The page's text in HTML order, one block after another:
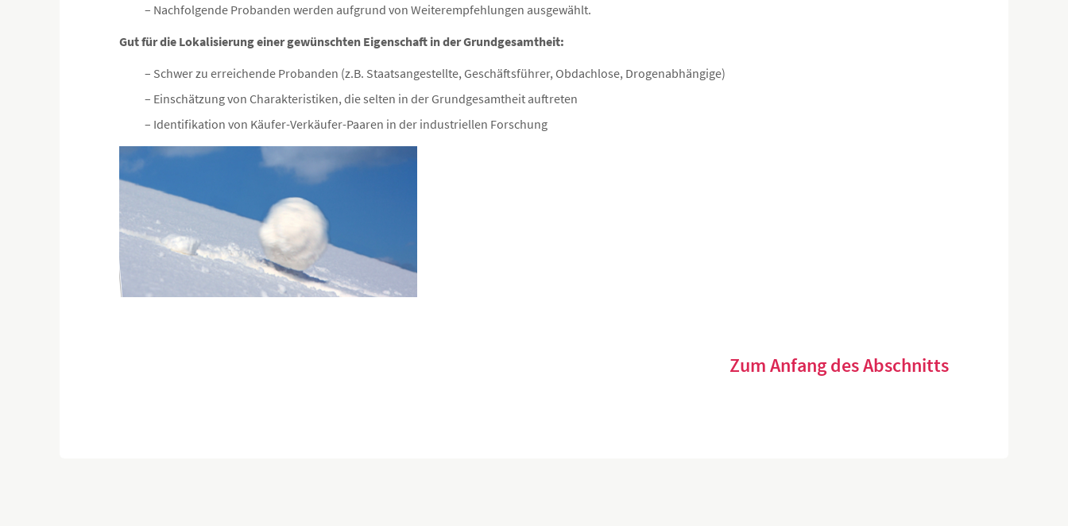
– Nachfolgende Probanden werden aufgrund von Weiterempfehlungen ausgewählt.
Gut für die Lokalisierung einer gewünschten Eigenschaft in der Grundgesamtheit:
– Schwer zu erreichende Probanden (z.B. Staatsangestellte, Geschäftsführer, Obdachlose, Drogenabhängige)
– Einschätzung von Charakteristiken, die selten in der Grundgesamtheit auftreten
– Identifikation von Käufer-Verkäufer-Paaren in der industriellen Forschung
Zum Anfang des Abschnitts